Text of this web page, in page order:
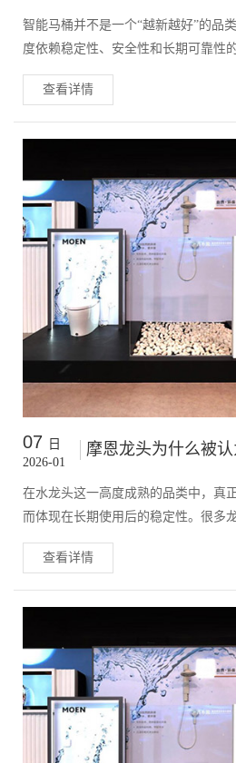
智能马桶并不是一个“越新越好”的品
度依赖稳定性、安全性和长期可靠性
触智能马桶时，容易被功能数量吸引
往往是三到五年后的运行状态。
查看详情
07 日
2026-01
摩恩龙头为什么被认为“耐用型代表”？
在水龙头这一高度成熟的品类中，真
而体现在长期使用后的稳定性。很多
别，但使用两三年后，逐渐出现渗水
题。摩恩龙头之所以在工程渠道和中
心在于其偏“工程级”的设计逻辑。
查看详情